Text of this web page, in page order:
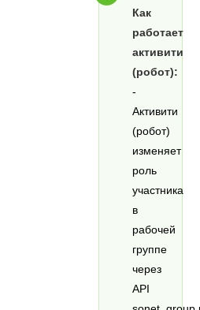
Как
работает
активити
(робот):
-
Активити
(робот)
изменяет
роль
участника
в
рабочей
группе
через
API